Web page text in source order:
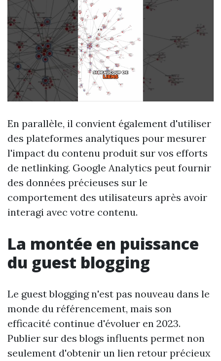
En parallèle, il convient également d'utiliser
des plateformes analytiques pour mesurer
l'impact du contenu produit sur vos efforts
de netlinking. Google Analytics peut fournir
des données précieuses sur le
comportement des utilisateurs après avoir
interagi avec votre contenu.
La montée en puissance
du guest blogging
Le guest blogging n'est pas nouveau dans le
monde du référencement, mais son
efficacité continue d'évoluer en 2023.
Publier sur des blogs influents permet non
seulement d'obtenir un lien retour précieux